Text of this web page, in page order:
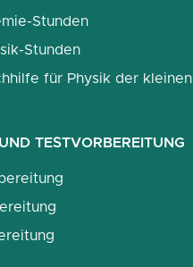
Stunden
Stunden
für Physik der kleinen
TESTVORBEREITUNG